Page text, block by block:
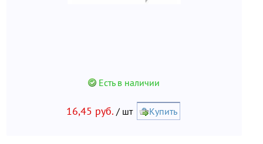
Есть в наличии
16,45 руб. / шт Купить